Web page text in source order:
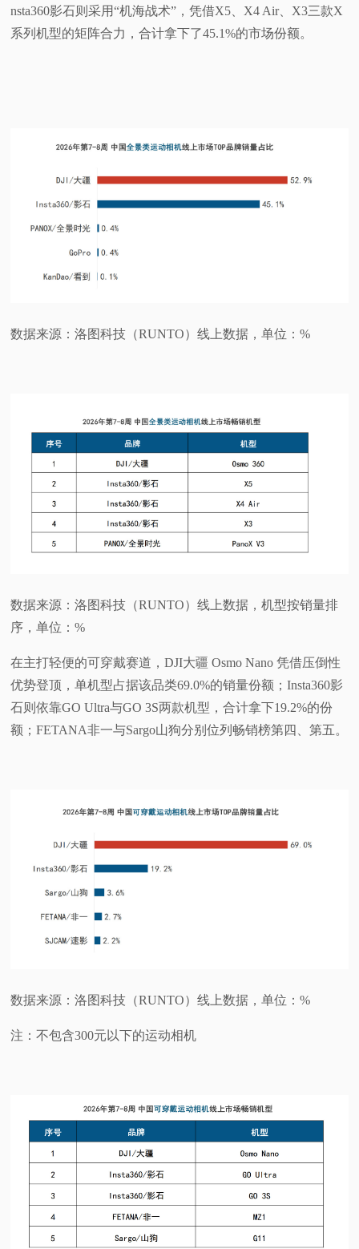
nsta360影石则采用“机海战术”，凭借X5、X4 Air、X3三款X
系列机型的矩阵合力，合计拿下了45.1%的市场份额。
数据来源：洛图科技（RUNTO）线上数据，单位：%
数据来源：洛图科技（RUNTO）线上数据，机型按销量排
序，单位：%
在主打轻便的可穿戴赛道，DJI大疆 Osmo Nano 凭借压倒性
优势登顶，单机型占据该品类69.0%的销量份额；Insta360影
石则依靠GO Ultra与GO 3S两款机型，合计拿下19.2%的份
额；FETANA非一与Sargo山狗分别位列畅销榜第四、第五。
数据来源：洛图科技（RUNTO）线上数据，单位：%
注：不包含300元以下的运动相机